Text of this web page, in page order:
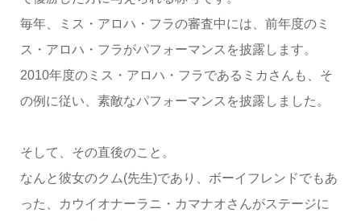
毎年、ミス・アロハ・フラの審査中には、前年度のミ
ス・アロハ・フラがパフォーマンスを披露します。
2010年度のミス・アロハ・フラであるミカさんも、そ
の例に従い、素敵なパフォーマンスを披露しました。
そして、その直後のこと。
なんと彼女のクム(先生)であり、ボーイフレンドでもあ
った、カウイオナーラニ・カマナオさんがステージに